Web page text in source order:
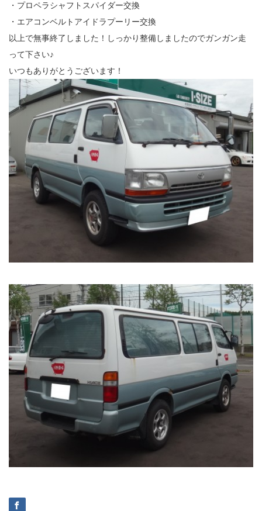
・プロペラシャフトスパイダー交換
・エアコンベルトアイドラプーリー交換
以上で無事終了しました！しっかり整備しましたのでガンガン走
って下さい♪
いつもありがとうございます！